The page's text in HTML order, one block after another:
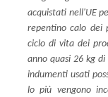
acquistati nell'UE
repentino calo dei
ciclo di vita dei
anno quasi 26 kg
indumenti usati
lo più vengono